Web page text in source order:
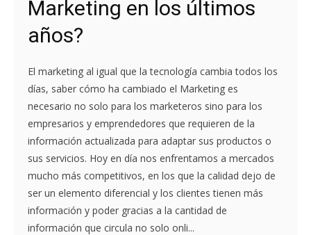
Marketing en los últimos
años?
El marketing al igual que la tecnología cambia todos los
días, saber cómo ha cambiado el Marketing es
necesario no solo para los marketeros sino para los
empresarios y emprendedores que requieren de la
información actualizada para adaptar sus productos o
sus servicios. Hoy en día nos enfrentamos a mercados
mucho más competitivos, en los que la calidad dejo de
ser un elemento diferencial y los clientes tienen más
información y poder gracias a la cantidad de
información que circula no solo onli...